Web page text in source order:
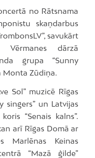
no Rātsnama
skaņdarbus
savukārt
dārzā
grupa “Sunny
Monta Zūdiņa.
Sol” muzicē Rīgas
singers” un Latvijas
“Senais kalns”.
arī Rīgas Domā ar
Marlēnas Keinas
“Mazā ģilde”